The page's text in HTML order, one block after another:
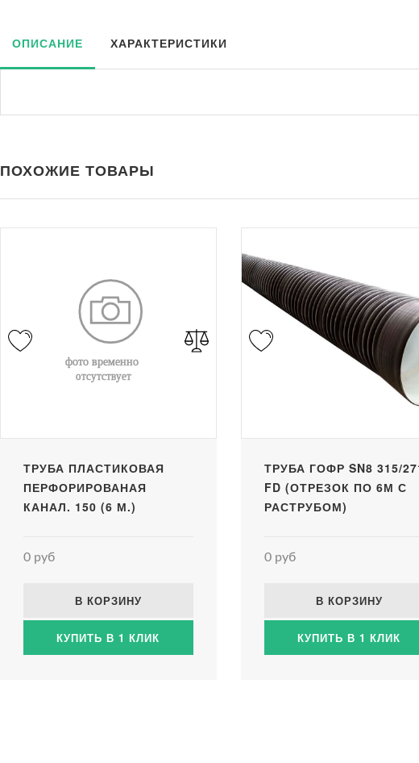
ОПИСАНИЕ ХАРАКТЕРИСТИКИ
ПОХОЖИЕ ТОВАРЫ
ТРУБА ПЛАСТИКОВАЯ
ПЕРФОРИРОВАНАЯ
КАНАЛ. 150 (6 М.)
0 руб
В КОРЗИНУ
КУПИТЬ В 1 КЛИК
ТРУБА ГОФР SN8 315/
FD (ОТРЕЗОК ПО 6М С
РАСТРУБОМ)
0 руб
В КОРЗИНУ
КУПИТЬ В 1 КЛИК